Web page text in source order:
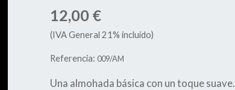
12,00 €
(IVA General 21% incluido)
Referencia: 009/AM
Una almohada básica con un toque suave.